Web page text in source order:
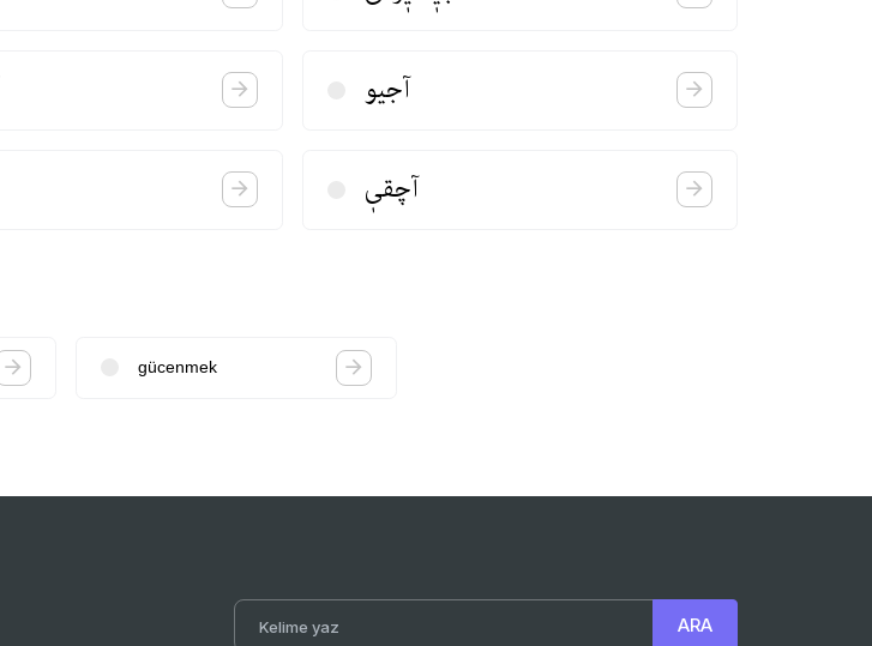
آجیو
آچقیٖ
gücenmek